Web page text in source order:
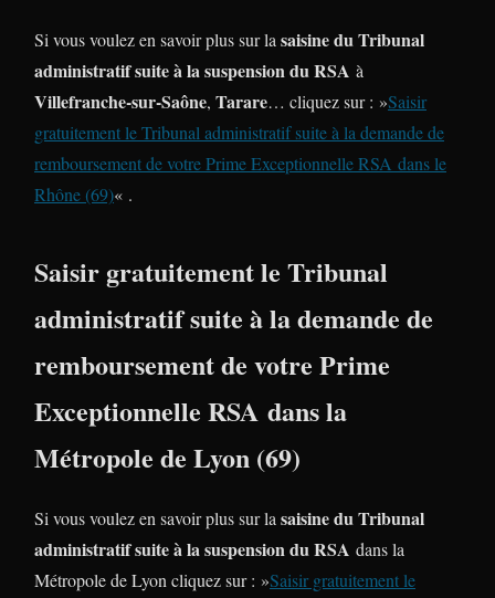
Si vous voulez en savoir plus sur lasaisine du Tribunal
administratif suite à la suspension du RSA à
Villefranche-sur-Saône, Tarare… cliquez sur : »Saisir
gratuitement le Tribunal administratif suite à la demande de
remboursement de votre Prime Exceptionnelle RSA dans le
Rhône (69)« .
Saisir gratuitement le Tribunal
administratif suite à la demande de
remboursement de votre Prime
Exceptionnelle RSA dans la
Métropole de Lyon (69)
Si vous voulez en savoir plus sur lasaisine du Tribunal
administratif suite à la suspension du RSA dans la
Métropole de Lyon cliquez sur : »Saisir gratuitement le